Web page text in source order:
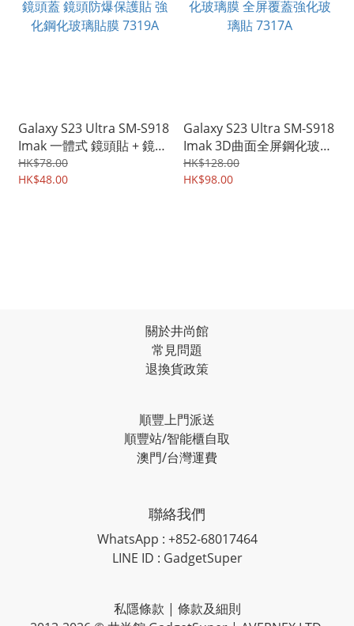
Galaxy S23 Ultra SM-S918
Imak 一體式 鏡頭貼 + 鏡頭
蓋 鏡頭防爆保護貼 強化鋼
化玻璃貼膜 7319A
HK$78.00
HK$48.00
Galaxy S23 Ultra SM-S918
Imak 3D曲面全屏鋼化玻璃
膜 全屏覆蓋強化玻璃貼
7317A
HK$128.00
HK$98.00
關於井尚館
常見問題
退換貨政策
順豐上門派送
順豐站/智能櫃自取
澳門/台灣運費
聯絡我們
WhatsApp : +852-68017464
LINE ID : GadgetSuper
私隱條款 | 條款及細則